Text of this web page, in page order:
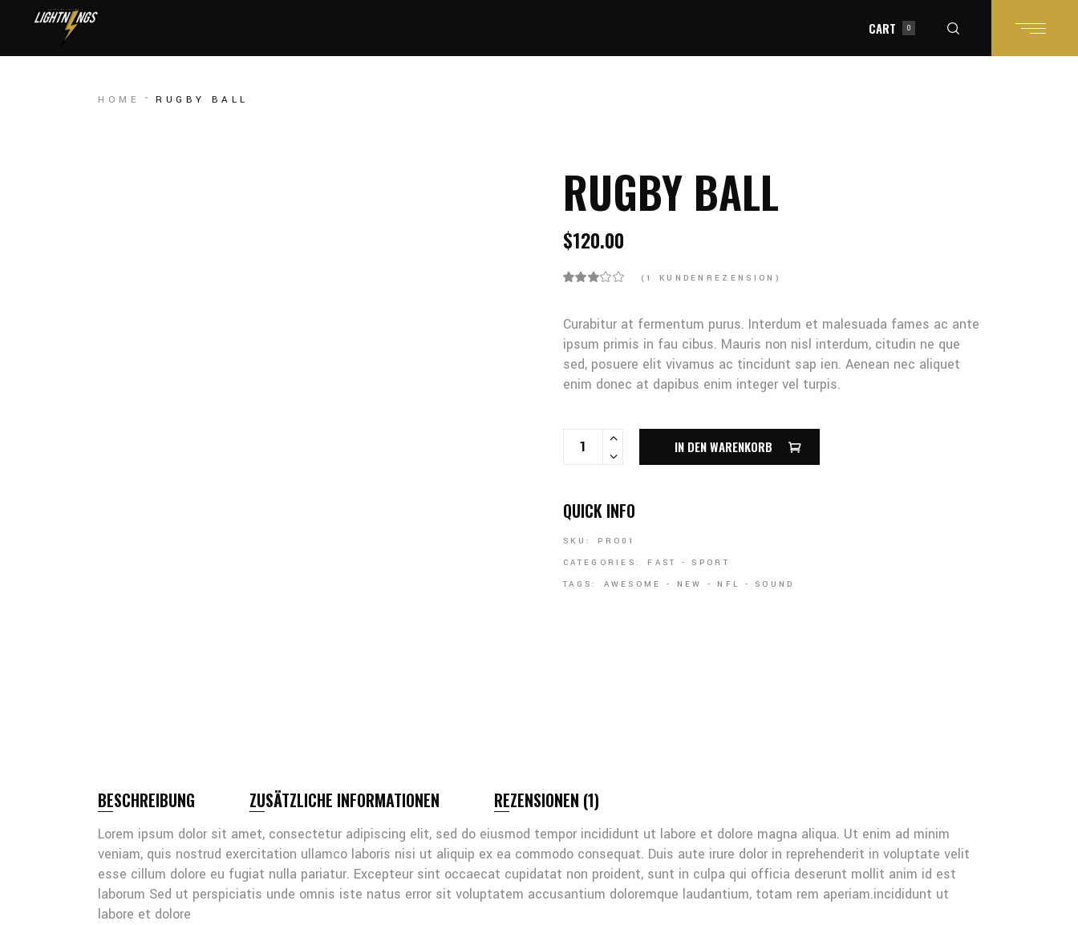
CART 0
HOME RUGBY BALL
RUGBY BALL
$120.00
(1 KUNDENREZENSION)
Curabitur at fermentum purus. Interdum et malesuada fames ac ante
ipsum primis in fau cibus. Mauris non nisl interdum, citudin ne que
sed, posuere elit vivamus ac tincidunt sap ien. Aenean nec aliquet
enim donec at dapibus enim integer vel turpis.
RUGBY BALL QUANTITY
IN DEN WARENKORB
QUICK INFO
SKU:
PRO01
CATEGORIES:
FAST -SPORT
TAGS:
AWESOME - NEW - NFL -SOUND
BESCHREIBUNG ZUSÄTZLICHE INFORMATIONEN REZENSIONEN (1)
Lorem ipsum dolor sit amet, consectetur adipiscing elit, sed do eiusmod tempor incididunt ut labore et dolore magna aliqua. Ut enim ad minim
veniam, quis nostrud exercitation ullamco laboris nisi ut aliquip ex ea commodo consequat. Duis aute irure dolor in reprehenderit in voluptate velit
esse cillum dolore eu fugiat nulla pariatur. Excepteur sint occaecat cupidatat non proident, sunt in culpa qui officia deserunt mollit anim id est
laborum Sed ut perspiciatis unde omnis iste natus error sit voluptatem accusantium doloremque laudantium, totam rem aperiam.incididunt ut
labore et dolore